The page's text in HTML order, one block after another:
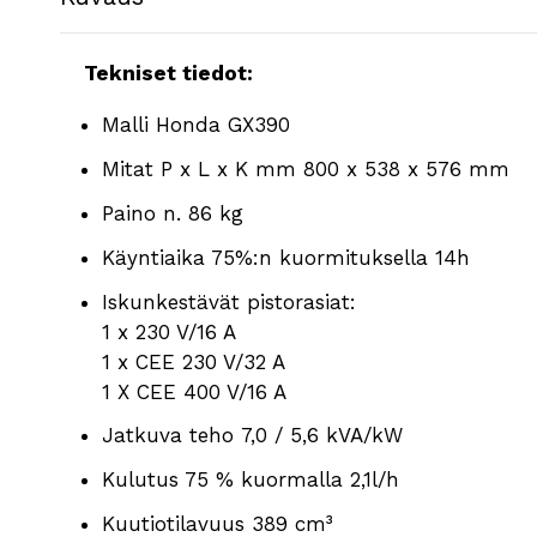
Tekniset tiedot:
Malli Honda GX390
Mitat P x L x K mm 800 x 538 x 576 mm
Paino n. 86 kg
Käyntiaika 75%:n kuormituksella 14h
Iskunkestävät pistorasiat:
1 x 230 V/16 A
1 x CEE 230 V/32 A
1 X CEE 400 V/16 A
Jatkuva teho 7,0 / 5,6 kVA/kW
Kulutus 75 % kuormalla 2,1l/h
Kuutiotilavuus 389 cm³